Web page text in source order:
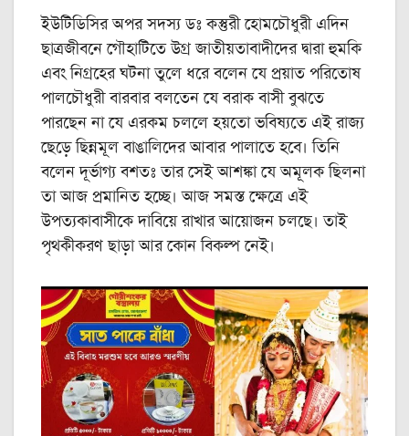
ইউটিডিসির অপর সদস্য ডঃ কস্তুরী হোমচৌধুরী এদিন
ছাত্রজীবনে গৌহাটিতে উগ্র জাতীয়তাবাদীদের দ্বারা হুমকি
এবং নিগ্রহের ঘটনা তুলে ধরে বলেন যে প্রয়াত পরিতোষ
পালচৌধুরী বারবার বলতেন যে বরাক বাসী বুঝতে
পারছেন না যে এরকম চললে হয়তো ভবিষ্যতে এই রাজ্য
ছেড়ে ছিন্নমূল বাঙালিদের আবার পালাতে হবে। তিনি
বলেন দূর্ভাগ্য বশতঃ তার সেই আশঙ্কা যে অমূলক ছিলনা
তা আজ প্রমানিত হচ্ছে। আজ সমস্ত ক্ষেত্রে এই
উপত্যকাবাসীকে দাবিয়ে রাখার আয়োজন চলছে। তাই
পৃথকীকরণ ছাড়া আর কোন বিকল্প নেই।